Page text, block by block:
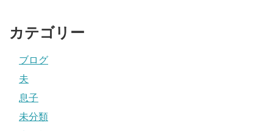
カテゴリー
ブログ
夫
息子
未分類